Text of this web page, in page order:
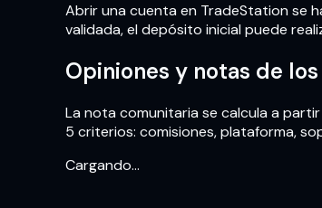
Abrir una cuenta en TradeStation se
validada, el depósito inicial puede
Opiniones y notas de
La nota comunitaria se calcula a
5 criterios: comisiones, plataforma,
Cargando…